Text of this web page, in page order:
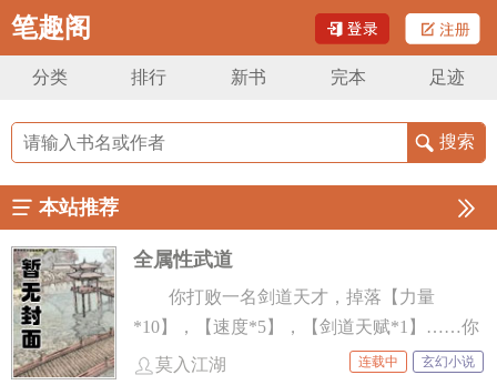
笔趣阁
分类 排行 新书 完本 足迹
本站推荐
全属性武道
你打败一名剑道天才，掉落【力量
*10】，【速度*5】，【剑道天赋*1】……你
捡了起来，力量和速度有所提升，并获得初
莫入江湖 连载中 玄幻小说